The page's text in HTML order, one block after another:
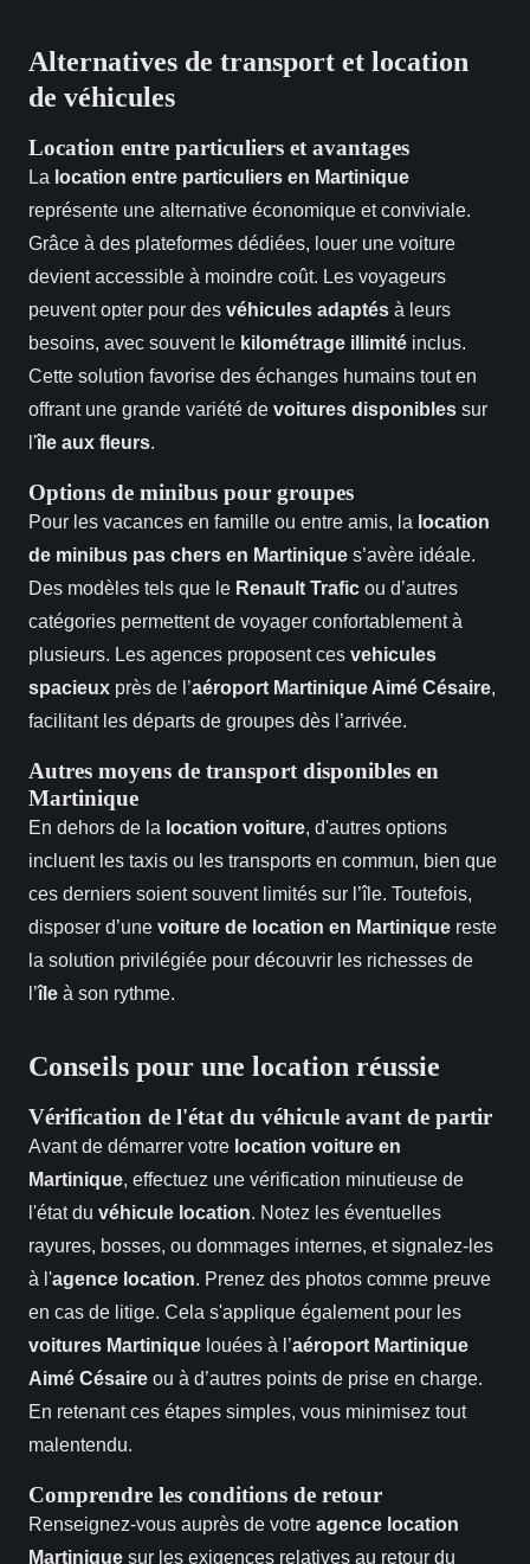
Alternatives de transport et location
de véhicules
Location entre particuliers et avantages
La location entre particuliers en Martinique
représente une alternative économique et conviviale.
Grâce à des plateformes dédiées, louer une voiture
devient accessible à moindre coût. Les voyageurs
peuvent opter pour des véhicules adaptés à leurs
besoins, avec souvent le kilométrage illimité inclus.
Cette solution favorise des échanges humains tout en
offrant une grande variété de voitures disponibles sur
l'île aux fleurs.
Options de minibus pour groupes
Pour les vacances en famille ou entre amis, la location
de minibus pas chers en Martinique s’avère idéale.
Des modèles tels que le Renault Trafic ou d’autres
catégories permettent de voyager confortablement à
plusieurs. Les agences proposent ces vehicules
spacieux près de l’aéroport Martinique Aimé Césaire,
facilitant les départs de groupes dès l’arrivée.
Autres moyens de transport disponibles en
Martinique
En dehors de la location voiture, d'autres options
incluent les taxis ou les transports en commun, bien que
ces derniers soient souvent limités sur l’île. Toutefois,
disposer d’une voiture de location en Martinique reste
la solution privilégiée pour découvrir les richesses de
l’île à son rythme.
Conseils pour une location réussie
Vérification de l'état du véhicule avant de partir
Avant de démarrer votre location voiture en
Martinique, effectuez une vérification minutieuse de
l'état du véhicule location. Notez les éventuelles
rayures, bosses, ou dommages internes, et signalez-les
à l'agence location. Prenez des photos comme preuve
en cas de litige. Cela s'applique également pour les
voitures Martinique louées à l’aéroport Martinique
Aimé Césaire ou à d’autres points de prise en charge.
En retenant ces étapes simples, vous minimisez tout
malentendu.
Comprendre les conditions de retour
Renseignez-vous auprès de votre agence location
Martinique sur les exigences relatives au retour du